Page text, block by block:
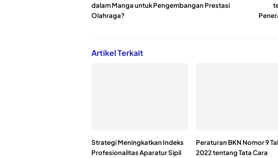
dalam Manga untuk Pengembangan Prestasi
Olahraga?
Artikel Terkait
Strategi Meningkatkan Indeks
Profesionalitas Aparatur Sipil
Peraturan BKN Nomor 9
2022 tentang Tata Cara